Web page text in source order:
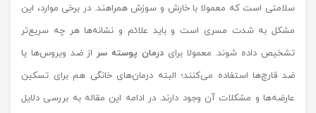
سلامتی است که معمولا با خارش و سوزش همراهند. در برخی موارد، این
مشکل به شدت مسری است و باید علائم و نشانه‌ها هر چه سریع‌تر
تشخیص داده شوند. معمولا برایدرمان پوسته سر از ضد ویروس‌ها یا
ضد قارچ‌ها استفاده می‌کنند؛ البته درمان‌های خانگی هم برای تسکین
عارضه‌ها و مشکلات آن وجود دارند. در ادامه این مقاله به بررسی دلایل